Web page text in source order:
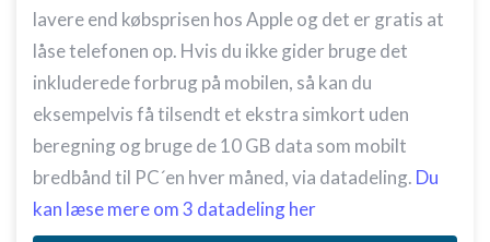
lavere end købsprisen hos Apple og det er gratis at
låse telefonen op. Hvis du ikke gider bruge det
inkluderede forbrug på mobilen, så kan du
eksempelvis få tilsendt et ekstra simkort uden
beregning og bruge de 10 GB data som mobilt
bredbånd til PC´en hver måned, via datadeling. Du
kan læse mere om 3 datadeling her